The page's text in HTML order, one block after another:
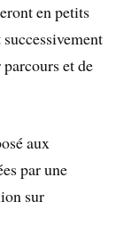
en petits
et de
aux
par une
sur